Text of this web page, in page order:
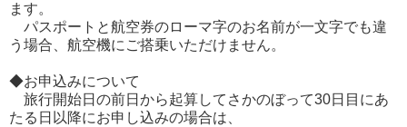
ます。
パスポートと航空券のローマ字のお名前が一文字でも違
う場合、航空機にご搭乗いただけません。
◆お申込みについて
旅行開始日の前日から起算してさかのぼって30日目にあ
たる日以降にお申し込みの場合は、